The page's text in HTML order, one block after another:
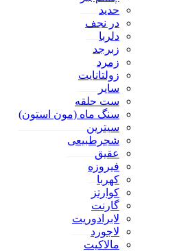
حدید
در نجف
دلربا
زبرجد
زمرد
زولتانایت
سایر
ست حلقه
سنگ ماه (مون استون)
سیترین
شجرطبیعی
عقیق
فیروزه
کهربا
کوارتز
گارنت
لابرادوریت
لاجورد
مالاکیت